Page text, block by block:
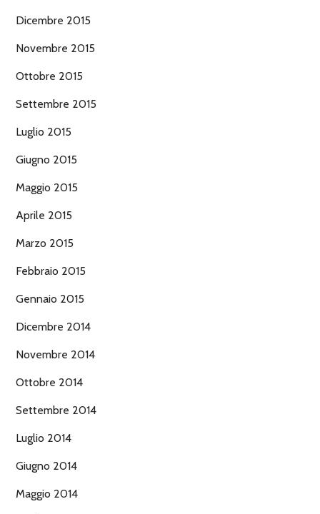
Dicembre 2015
Novembre 2015
Ottobre 2015
Settembre 2015
Luglio 2015
Giugno 2015
Maggio 2015
Aprile 2015
Marzo 2015
Febbraio 2015
Gennaio 2015
Dicembre 2014
Novembre 2014
Ottobre 2014
Settembre 2014
Luglio 2014
Giugno 2014
Maggio 2014